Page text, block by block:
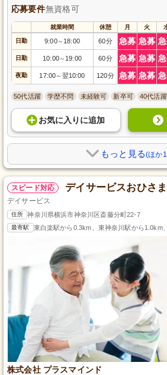
応募要件無資格可
就業時間 休憩 月 火
日勤 9:00～ 18:00 60分 急募 急募
日勤 10:00～ 19:00 60分 急募 急募
夜勤 17:00～ 翌10:00 120分 急募 急募
50代活躍 学歴不問 未経験可 新卒可 40代活躍
お気に入り に追加
もっと見る(ほか
スピード対応 デイサービスおひさ
デイサービス
住所 神奈川県横浜市神奈川区斎藤分町22-7
最寄駅 東白楽駅から0.3km、東神奈川駅から1.0km
株式会社 プラスマインド